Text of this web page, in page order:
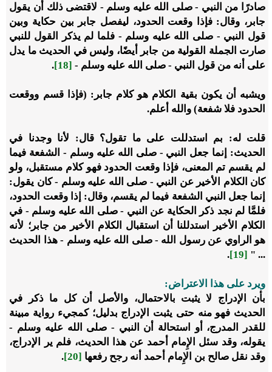
صادرًا من النبي - صلى الله عليه وسلم - لاقتضى ذلك أن يقول
جابر، وقال: فإذا وقعت الحدود، ليفصل جابر بين حكاية وبين
قول النبي - صلى الله عليه وسلم - فلما لم يذكر القول للنبي
صارت الجملة القولية من جابر أيضًا، وليس في الحديث ما يدل
على أنه من قول النبي - صلى الله عليه وسلم - [18]
.
ويشبه أن يكون بقية الكلام هو كلام جابر: (فإذا قسم ووقعت
الحدود فلا شفعة) والله أعلم.
قلت له: بم استدللت على ما تقول؟ قال: لأنا وجدنا في
الحديث: إنما جعل النبي - صلى الله عليه وسلم - الشفعة فيما
لم يقسم تم المعنى، فإذا وقعت الحدود فهو كلام مستقبل، ولو
كان الكلام الأخير عن النبي - صلى الله عليه وسلم - كان يقول:
إنما جعل النبي الشفعة فيما لم يقسم، وقال: إذا وقعت الحدود،
فلمَّا لم نجد ذكر الحكاية عن النبي - صلى الله عليه وسلم - في
الكلام الأخير استدللنا أن استقبال الكلام الأخير من جابر؛ لأنه
هو الراوي عن رسول الله - صلى الله عليه وسلم - هذا الحديث
... "
[19]
.
ويرد على هذا الاعتراض:
بأن الإدراج لا يثبت بالاحتمال، والأصل أن كل ما ذكر في
الحديث فهو منه حتى يثبت الإدراج بدليل؛ كمجيء رواية مبينة
للقدر المدرج، أو استحالة أن النبي - صلى الله عليه وسلم -
يقوله، وقد سئل الإِمام أحمد عن هذا الحديث، فلم ير الإدراج،
وقد نقل صالح بن الإِمام أحمد أنه رجح رفعها [20]
.